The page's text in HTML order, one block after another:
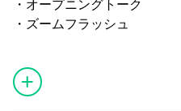
の現地子会社を解散へ』
・エンディング
出演者：辛坊治郎、増山さ
See
・オープニングトーク
・ズームフラッシュ
（ゲスト：消費経済アナ
・5時台オープニングトーク